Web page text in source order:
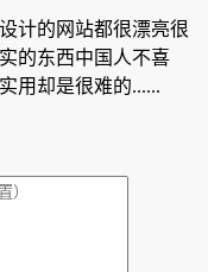
计的网站都很漂亮很
的东西中国人不喜
用却是很难的......